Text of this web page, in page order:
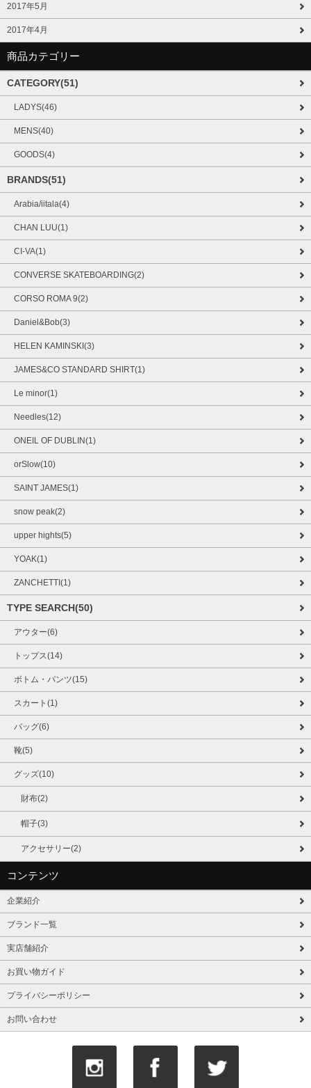
2017年5月
2017年4月
商品カテゴリー
CATEGORY(51)
LADYS(46)
MENS(40)
GOODS(4)
BRANDS(51)
Arabia/iitala(4)
CHAN LUU(1)
CI-VA(1)
CONVERSE SKATEBOARDING(2)
CORSO ROMA 9(2)
Daniel&Bob(3)
HELEN KAMINSKI(3)
JAMES&CO STANDARD SHIRT(1)
Le minor(1)
Needles(12)
ONEIL OF DUBLIN(1)
orSlow(10)
SAINT JAMES(1)
snow peak(2)
upper hights(5)
YOAK(1)
ZANCHETTI(1)
TYPE SEARCH(50)
アウター(6)
トップス(14)
ボトム・パンツ(15)
スカート(1)
バッグ(6)
靴(5)
グッズ(10)
財布(2)
帽子(3)
アクセサリー(2)
コンテンツ
企業紹介
ブランド一覧
実店舗紹介
お買い物ガイド
プライバシーポリシー
お問い合わせ